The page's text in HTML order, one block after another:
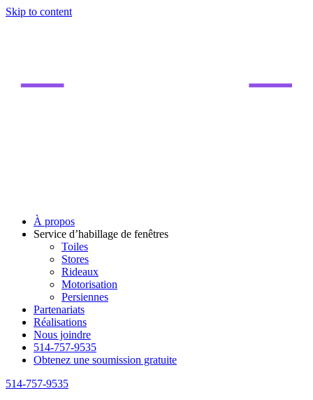
Skip to content
À propos
Service d’habillage de fenêtres
Toiles
Stores
Rideaux
Motorisation
Persiennes
Partenariats
Réalisations
Nous joindre
514-757-9535
Obtenez une soumission gratuite
514-757-9535